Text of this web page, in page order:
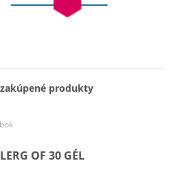
produkty
OF 30 GÉL